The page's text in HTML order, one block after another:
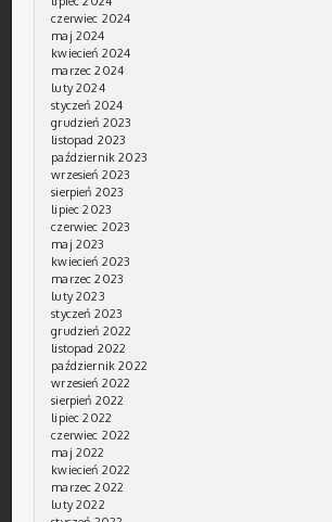
czerwiec 2024
maj 2024
kwiecień 2024
marzec 2024
luty 2024
styczeń 2024
grudzień 2023
listopad 2023
październik 2023
wrzesień 2023
sierpień 2023
lipiec 2023
czerwiec 2023
maj 2023
kwiecień 2023
marzec 2023
luty 2023
styczeń 2023
grudzień 2022
listopad 2022
październik 2022
wrzesień 2022
sierpień 2022
lipiec 2022
czerwiec 2022
maj 2022
kwiecień 2022
marzec 2022
luty 2022